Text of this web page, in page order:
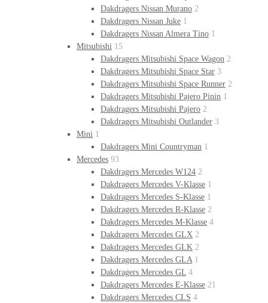
Dakdragers Nissan Murano 2
Dakdragers Nissan Juke 1
Dakdragers Nissan Almera Tino 1
Mitsubishi 15
Dakdragers Mitsubishi Space Wagon 2
Dakdragers Mitsubishi Space Star 3
Dakdragers Mitsubishi Space Runner 2
Dakdragers Mitsubishi Pajero Pinin 1
Dakdragers Mitsubishi Pajero 2
Dakdragers Mitsubishi Outlander 3
Mini 1
Dakdragers Mini Countryman 1
Mercedes 93
Dakdragers Mercedes W124 2
Dakdragers Mercedes V-Klasse 1
Dakdragers Mercedes S-Klasse 1
Dakdragers Mercedes R-Klasse 2
Dakdragers Mercedes M-Klasse 4
Dakdragers Mercedes GLX 2
Dakdragers Mercedes GLK 2
Dakdragers Mercedes GLA 1
Dakdragers Mercedes GL 4
Dakdragers Mercedes E-Klasse 21
Dakdragers Mercedes CLS 4